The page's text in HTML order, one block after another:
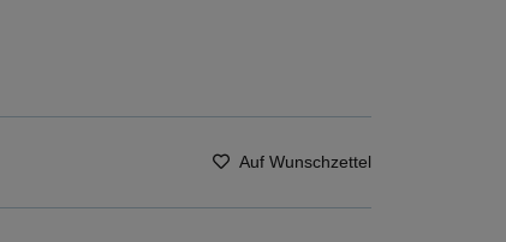
Auf Wunschzettel